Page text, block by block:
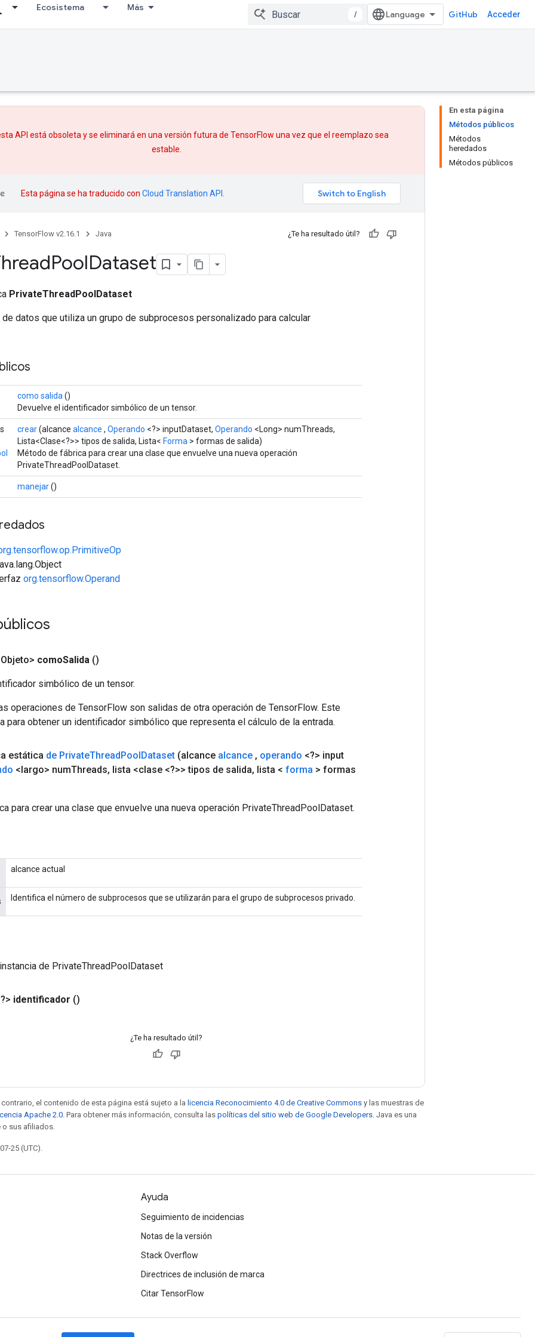
Ecosistema Más
/ GitHub Acceder
En esta página
Métodos públicos
Métodos
heredados
Métodos públicos
API está obsoleta y se eliminará en una versión futura de TensorFlow una vez que el reemplazo sea
estable.
Esta página se ha traducido con Cloud Translation API
TensorFlow v2.16.1 Java ¿Te ha resultado útil?
PoolDataset
PrivateThreadPoolDataset
de datos que utiliza un grupo de subprocesos personalizado para calcular
como salida ()
Devuelve el identificador simbólico de un tensor.
crear(alcance alcance , Operando <?> inputDataset, Operando <Long> numThreads,
Lista<Clase<?>> tipos de salida, Lista< Forma > formas de salida)
Método de fábrica para crear una clase que envuelve una nueva operación
PrivateThreadPoolDataset.
manejar()
org.tensorflow.Operand
comoSalida ()
simbólico de un tensor.
operaciones de TensorFlow son salidas de otra operación de TensorFlow. Este
para obtener un identificador simbólico que representa el cálculo de la entrada.
estática de PrivateThreadPoolDataset (alcance alcance , operando <?> input
<largo> numThreads, lista <clase <?>> tipos de salida, lista < forma > formas
para crear una clase que envuelve una nueva operación PrivateThreadPoolDataset.
alcance actual
Identifica el número de subprocesos que se utilizarán para el grupo de subprocesos privado.
de PrivateThreadPoolDataset
identificador ()
¿Te ha resultado útil?
el contenido de esta página está sujeto a la licencia Reconocimiento 4.0 de Creative Commons y las muestras de
Apache 2.0 . Para obtener más información, consulta las políticas del sitio web de Google Developers . Java es una
sus afiliados.
25 (UTC).
Ayuda
Seguimiento de incidencias
Notas de la versión
Stack Overflow
Directrices de inclusión de marca
Citar TensorFlow